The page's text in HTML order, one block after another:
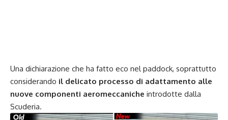
Una dichiarazione che ha fatto eco nel paddock, soprattutto
considerando il delicato processo di adattamento alle
nuove componenti aeromeccaniche introdotte dalla
Scuderia.